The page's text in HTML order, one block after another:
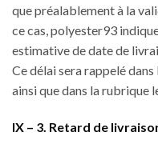
que préalablement à la
ce cas, polyester93
estimative de date de
Ce délai sera rappelé
ainsi que dans la rubrique
IX – 3. Retard de